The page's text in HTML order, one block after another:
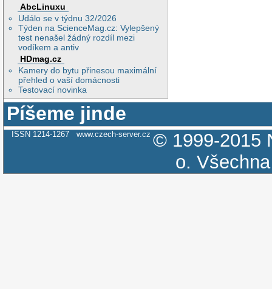
AbcLinuxu
Událo se v týdnu 32/2026
Týden na ScienceMag.cz: Vylepšený
test nenašel žádný rozdíl mezi
vodíkem a antiv
HDmag.cz
Kamery do bytu přinesou maximální
přehled o vaší domácnosti
Testovací novinka
Píšeme jinde
ISSN 1214-1267 www.czech-server.cz © 1999-2015
o.